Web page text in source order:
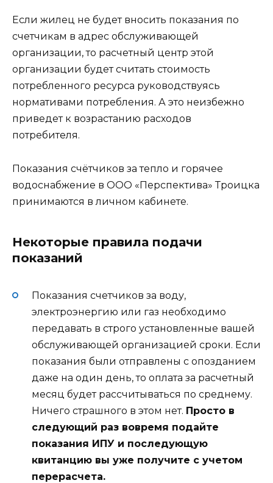
Если жилец не будет вносить показания по
счетчикам в адрес обслуживающей
организации, то расчетный центр этой
организации будет считать стоимость
потребленного ресурса руководствуясь
нормативами потребления. А это неизбежно
приведет к возрастанию расходов
потребителя.
Показания счётчиков за тепло и горячее
водоснабжение в ООО «Перспектива» Троицка
принимаются в личном кабинете.
Некоторые правила подачи
показаний
Показания счетчиков за воду,
электроэнергию или газ необходимо
передавать в строго установленные вашей
обслуживающей организацией сроки. Если
показания были отправлены с опозданием
даже на один день, то оплата за расчетный
месяц будет рассчитываться по среднему.
Ничего страшного в этом нет. Просто в
следующий раз вовремя подайте
показания ИПУ и последующую
квитанцию вы уже получите с учетом
перерасчета.